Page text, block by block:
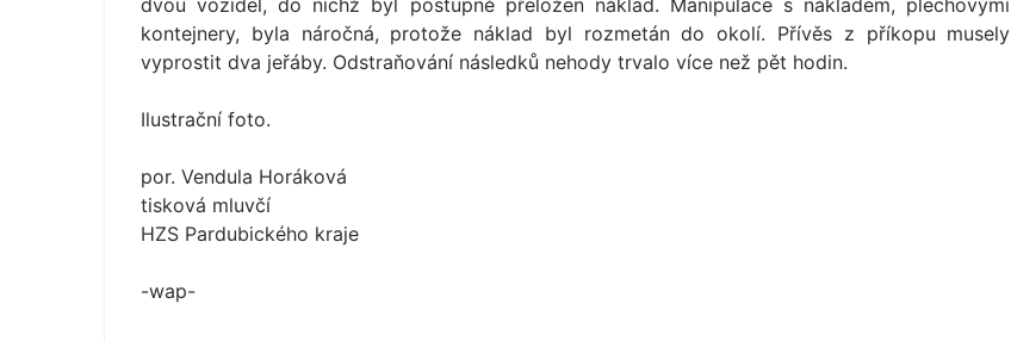
dvou vozidel, do nichž byl postupně přeložen náklad. Manipulace s nákladem, plechovými
kontejnery, byla náročná, protože náklad byl rozmetán do okolí. Přívěs z příkopu musely
vyprostit dva jeřáby. Odstraňování následků nehody trvalo více než pět hodin.
Ilustrační foto.
por. Vendula Horáková
tisková mluvčí
HZS Pardubického kraje
-wap-